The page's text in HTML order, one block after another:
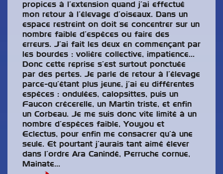
propices à l’extension quand j’ai effectué
mon retour à l’élevage d’oiseaux. Dans un
espace restreint on doit se concentrer sur un
nombre faible d’espèces ou faire des
erreurs. J’ai fait les deux en commençant par
les bourdes : volière collective, impatience…
Donc cette reprise s’est surtout ponctuée
par des pertes. Je parle de retour à l’élevage
parce-qu’étant plus jeune, j’ai eu différentes
espèces : ondulées, calopsittes, puis un
Faucon crécerelle, un Martin triste, et enfin
un Corbeau. Je me suis donc vite limité à un
nombre d’espèces faible, Youyou et
Eclectus, pour enfin me consacrer qu’à une
seule. Et pourtant j’aurais tant aimé élever
dans l’ordre Ara Canindé, Perruche cornue,
Mainate…